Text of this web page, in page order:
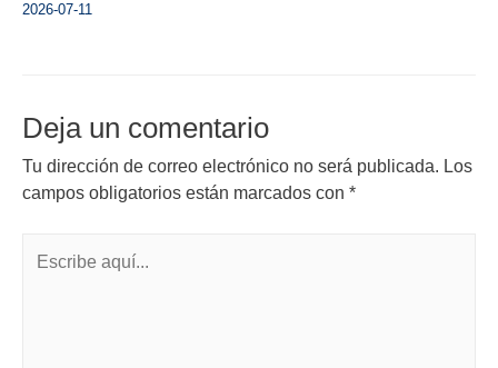
2026-07-11
Deja un comentario
Tu dirección de correo electrónico no será publicada. Los
campos obligatorios están marcados con *